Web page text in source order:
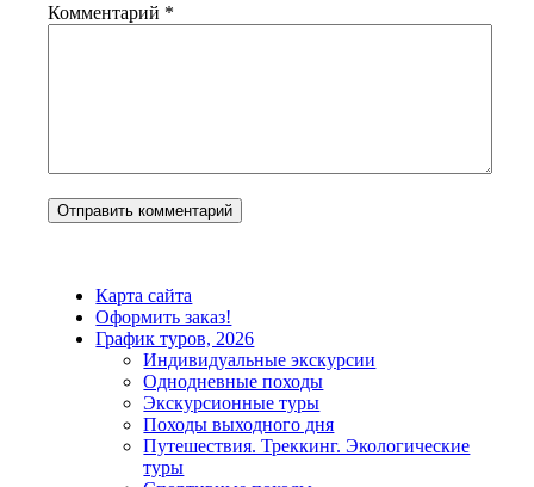
Комментарий *
Карта сайта
Оформить заказ!
График туров, 2026
Индивидуальные экскурсии
Однодневные походы
Экскурсионные туры
Походы выходного дня
Путешествия. Треккинг. Экологические
туры